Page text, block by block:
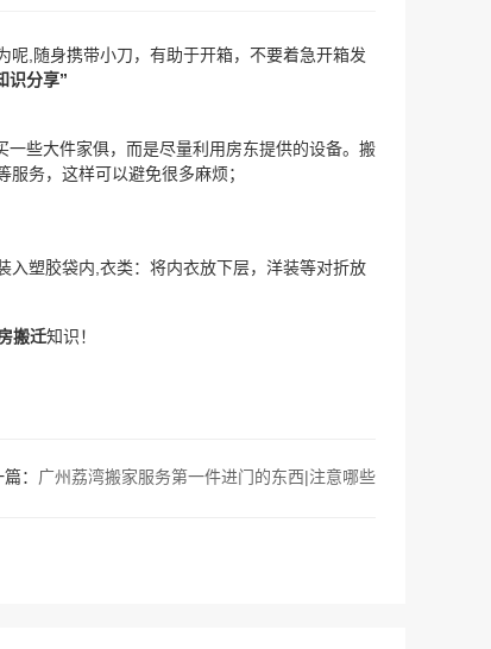
,随身携带小刀，有助于开箱，不要着急开箱发
识分享”
些大件家俱，而是尽量利用房东提供的设备。搬
务，这样可以避免很多麻烦；
入塑胶袋内,衣类：将内衣放下层，洋装等对折放
搬迁知识！
篇： 广州荔湾搬家服务第一件进门的东西|注意哪些